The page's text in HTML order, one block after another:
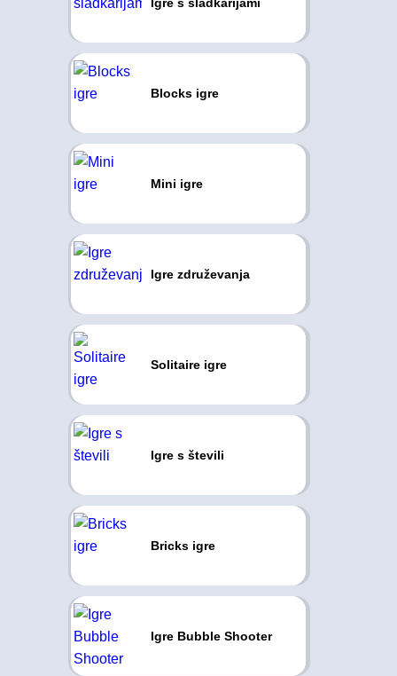
Blocks igre
Mini igre
Igre združevanja
Solitaire igre
Igre s števili
Bricks igre
Igre Bubble Shooter